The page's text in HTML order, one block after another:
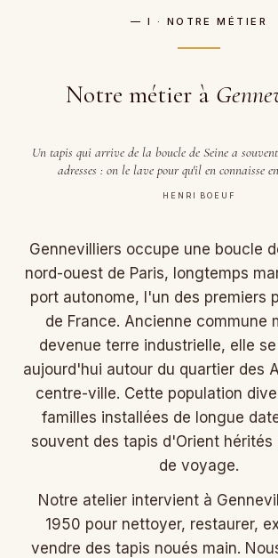
— I · NOTRE MÉTIER
Notre métier à
Un tapis qui arrive de la boucle de Seine a
adresses : on le lave pour qu'il en connaisse
HENRI BOEUF
Gennevilliers occupe une boucle
nord-ouest de Paris, longtemps
port autonome, l'un des premiers
de France. Ancienne commune
devenue terre industrielle, elle
aujourd'hui autour du quartier des
centre-ville. Cette population
familles installées de longue
souvent des tapis d'Orient hérités
de voyage.
Notre atelier intervient à
1950 pour nettoyer, restaurer,
vendre des tapis noués main.